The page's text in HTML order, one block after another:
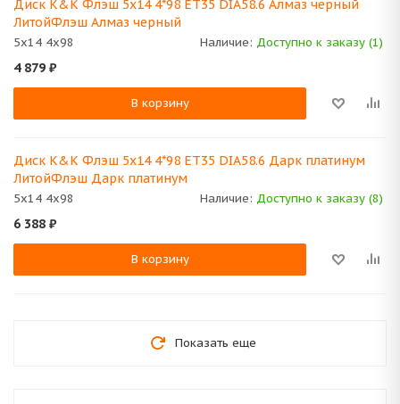
Диск K&K Флэш 5x14 4*98 ET35 DIA58.6 Алмаз черный
ЛитойФлэш Алмаз черный
5x14 4x98 Наличие: Доступно к заказу (1)
4 879 ₽
В корзину
Диск K&K Флэш 5x14 4*98 ET35 DIA58.6 Дарк платинум
ЛитойФлэш Дарк платинум
5x14 4x98 Наличие: Доступно к заказу (8)
6 388 ₽
В корзину
Показать еще